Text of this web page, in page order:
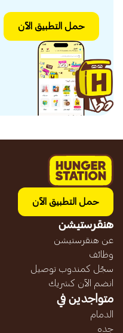
حمل التطبيق الآن
حمل التطبيق الآن
هنقرستيشن
عن هنقرستيشن
وظائف
سجّل كمندوب توصيل
انضم الآن كشريك
متواجدين في
الدمام
جده